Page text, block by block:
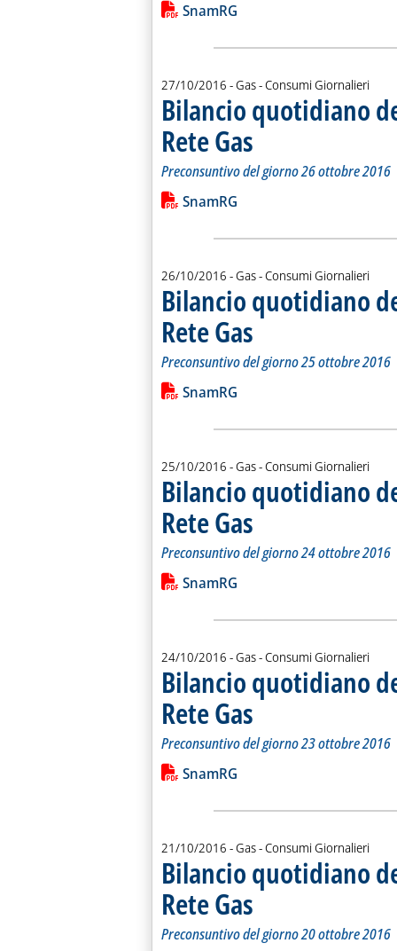
Leggi tutta la notizia: 'Bilancio
Lista allegati PDF alla notizia
SnamRG
27/10/2016 - Gas - Consumi Giornalieri
Bilancio quotidiano
Rete Gas . Sottotitolo: Preconsuntivo del
. Pubblicata giovedì 27 ottobre
Preconsuntivo del giorno 26 ottobre 2016
Leggi tutta la notizia: 'Bilancio
Lista allegati PDF alla notizia
SnamRG
26/10/2016 - Gas - Consumi Giornalieri
Bilancio quotidiano
Rete Gas . Sottotitolo: Preconsuntivo del
. Pubblicata mercoledì 26 ottobre
Preconsuntivo del giorno 25 ottobre 2016
Leggi tutta la notizia: 'Bilancio
Lista allegati PDF alla notizia
SnamRG
25/10/2016 - Gas - Consumi Giornalieri
Bilancio quotidiano
Rete Gas . Sottotitolo: Preconsuntivo del
. Pubblicata martedì 25 ottobre
Preconsuntivo del giorno 24 ottobre 2016
Leggi tutta la notizia: 'Bilancio
Lista allegati PDF alla notizia
SnamRG
24/10/2016 - Gas - Consumi Giornalieri
Bilancio quotidiano
Rete Gas . Sottotitolo: Preconsuntivo del
. Pubblicata lunedì 24 ottobre
Preconsuntivo del giorno 23 ottobre 2016
Leggi tutta la notizia: 'Bilancio
Lista allegati PDF alla notizia
SnamRG
21/10/2016 - Gas - Consumi Giornalieri
Bilancio quotidiano
Rete Gas . Sottotitolo: Preconsuntivo del
. Pubblicata venerdì 21 ottobre
Preconsuntivo del giorno 20 ottobre 2016